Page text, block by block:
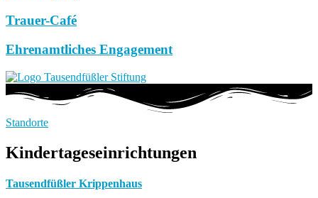
Trauer-Café
Ehrenamtliches Engagement
Standorte
Kindertageseinrichtungen
Tausendfüßler Krippenhaus